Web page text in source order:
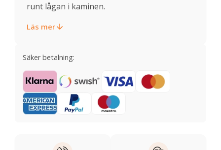
runt lågan i kaminen.
Läs mer
Säker betalning: